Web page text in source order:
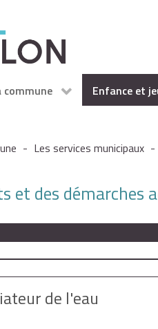
commune Enfance et
- Les services municipaux -
et des démarches
de l'eau